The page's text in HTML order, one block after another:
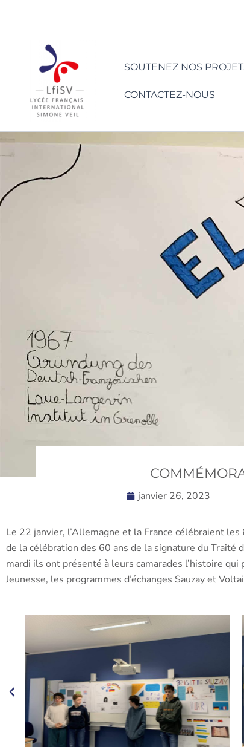
SOUTENEZ NOS
CONTACTEZ-NOUS
janvier 26, 2023
Le 22 janvier, l’Allemagne et la France célébraient
de la célébration des 60 ans de la signature du Traité
mardi ils ont présenté à leurs camarades l’histoire
Jeunesse, les programmes d’échanges Sauzay et